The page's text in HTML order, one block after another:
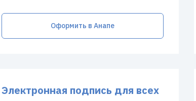
Оформить в Анапе
Электронная подпись для всех